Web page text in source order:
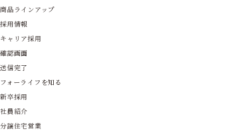
商品ラインアップ
採用情報
キャリア採用
確認画面
送信完了
フォーライフを知る
新卒採用
社員紹介
分譲住宅営業